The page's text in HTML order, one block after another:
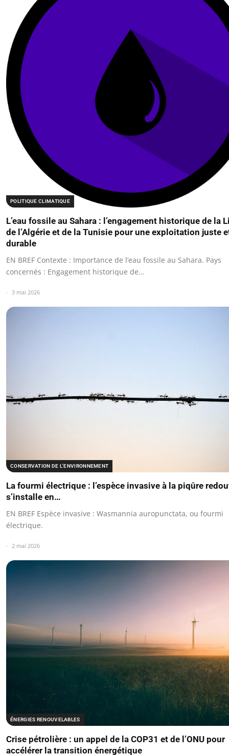
POLITIQUE CLIMATIQUE
L’eau fossile au Sahara : l’engagement historique de la
de l’Algérie et de la Tunisie pour une exploitation juste
durable
EN BREF Contexte : Importance de l’eau fossile au Sahara. Pays
concernés : Engagement historique de…
3 mai 2026
CONSERVATION DE L'ENVIRONNEMENT
La fourmi électrique : l’espèce invasive à la piqûre
s’installe en…
EN BREF Espèce invasive : Wasmannia auropunctata, ou fourmi
électrique.
2 mai 2026
ÉNERGIES RENOUVELABLES
Crise pétrolière : un appel de la COP31 et de l’ONU pour
accélérer la transition énergétique